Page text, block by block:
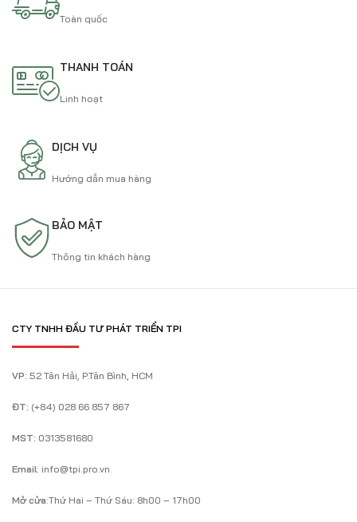
Toàn quốc
THANH TOÁN
Linh hoạt
DỊCH VỤ
Hướng dẫn mua hàng
BẢO MẬT
Thông tin khách hàng
CTY TNHH ĐẦU TƯ PHÁT TRIỂN TPI
VP: 52 Tân Hải, P.Tân Bình, HCM
ĐT: (+84) 028 66 857 867
MST: 0313581680
Email: info@tpi.pro.vn
Mở cửa:Thứ Hai – Thứ Sáu: 8h00 – 17h00